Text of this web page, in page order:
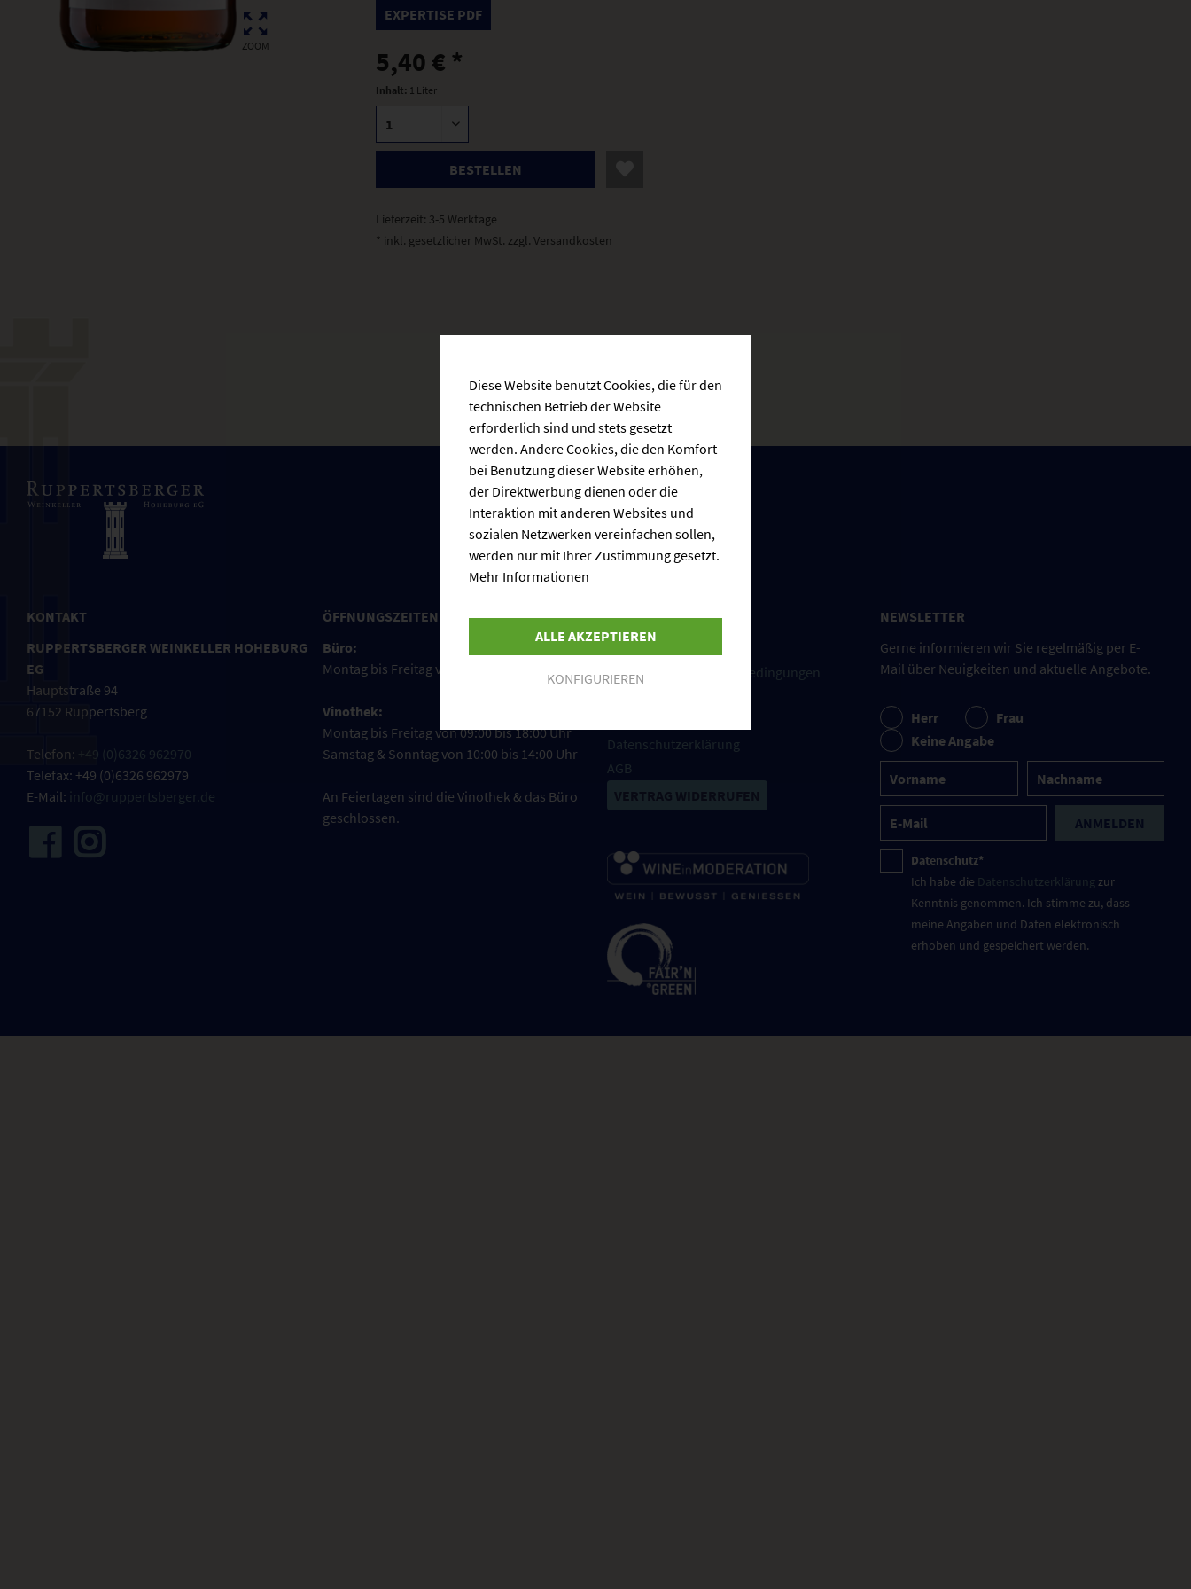
ZOOM
EXPERTISE PDF
5,40 € *
Inhalt: 1 Liter
BESTELLEN
Lieferzeit: 3-5 Werktage
* inkl. gesetzlicher MwSt. zzgl. Versandkosten
KONTAKT
RUPPERTSBERGER WEINKELLER HOHEBURG
EG
Hauptstraße 94
67152 Ruppertsberg
Telefon:
+49 (0)6326 962970
Telefax: +49 (0)6326 962979
E-Mail: info@ruppertsberger.de
ÖFFNUNGSZEITEN
Büro:
Montag bis Freitag von 08:00 bis 17:00 Uhr
Vinothek:
Montag bis Freitag von 09:00 bis 18:00 Uhr
Samstag & Sonntag von 10:00 bis 14:00 Uhr
An Feiertagen sind die Vinothek & das Büro
geschlossen.
INFORMATIONEN
Versand und Zahlungsbedingungen
Datenschutzerklärung
AGB
NEWSLETTER
Gerne informieren wir Sie regelmäßig per E-
Mail über Neuigkeiten und aktuelle Angebote.
Herr
Frau
Keine Angabe
ANMELDEN
Datenschutz*
Ich habe die Datenschutzerklärung zur
Kenntnis genommen. Ich stimme zu, dass
meine Angaben und Daten elektronisch
erhoben und gespeichert werden.
Diese Website benutzt Cookies, die für den
technischen Betrieb der Website
erforderlich sind und stets gesetzt
werden. Andere Cookies, die den Komfort
bei Benutzung dieser Website erhöhen,
der Direktwerbung dienen oder die
Interaktion mit anderen Websites und
sozialen Netzwerken vereinfachen sollen,
werden nur mit Ihrer Zustimmung gesetzt.
Mehr Informationen
ALLE AKZEPTIEREN
KONFIGURIEREN